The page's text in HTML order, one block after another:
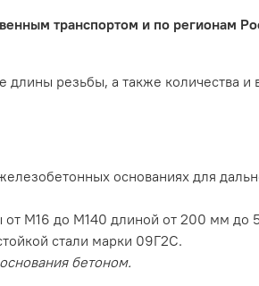
транспортом и по регионам
длины резьбы, а также количества
основаниях для
от М16 до М140 длиной от 200 мм до
стали марки 09Г2С.
бетоном.